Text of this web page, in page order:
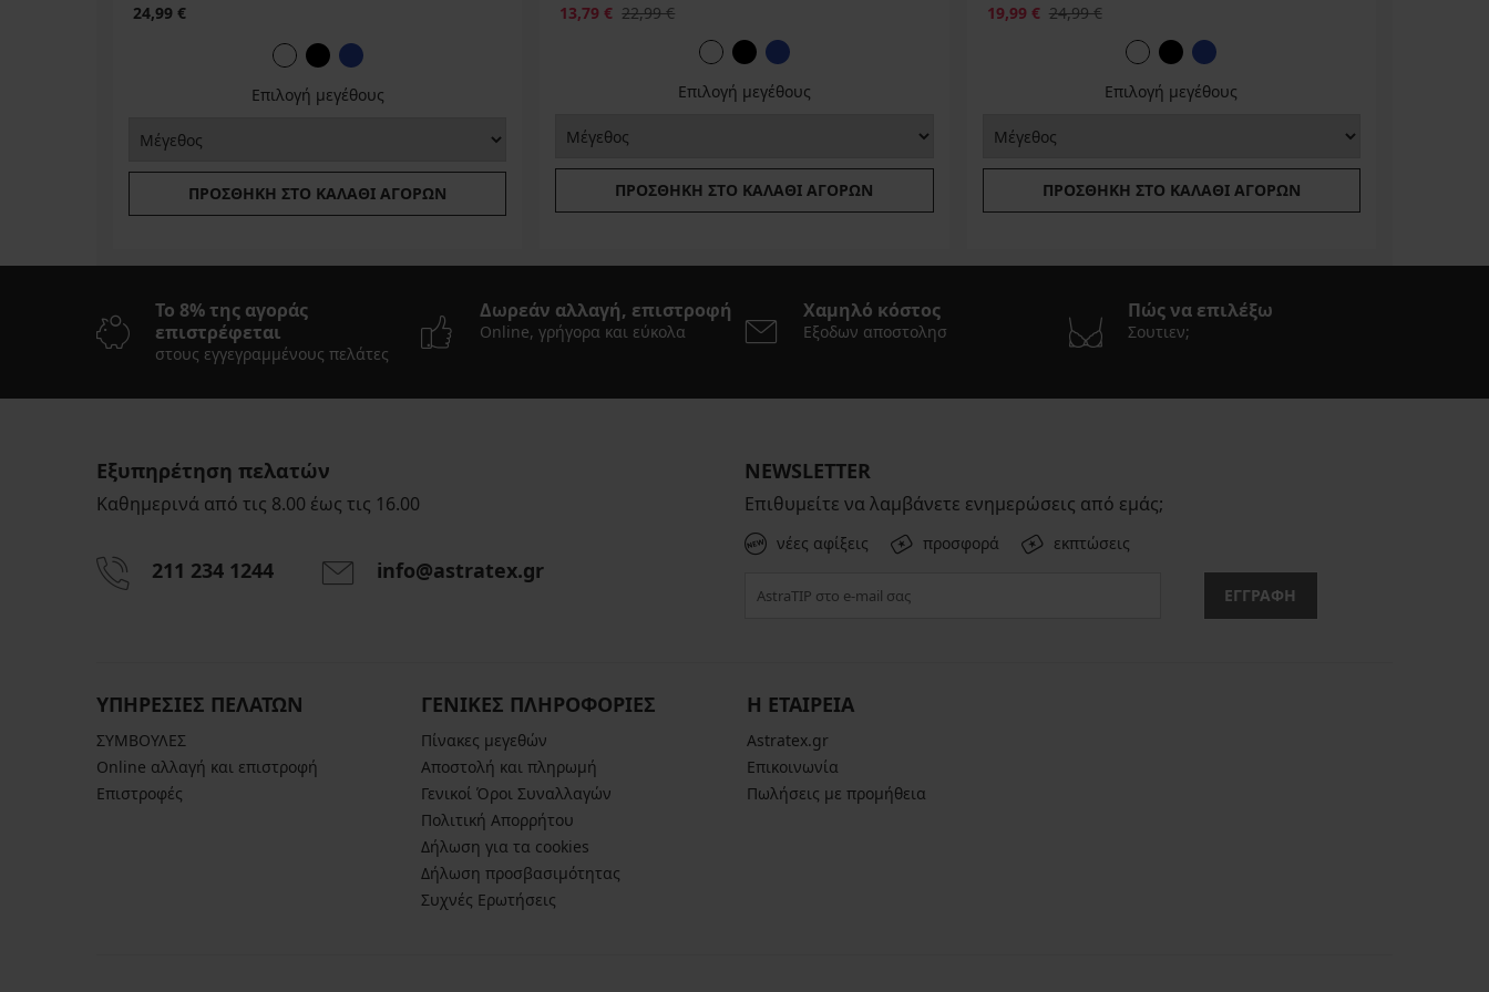
24,99 €
Επιλογή μεγέθους
ΠΡΟΣΘΉΚΗ ΣΤΟ ΚΑΛΆΘΙ ΑΓΟΡΏΝ
13,79 € 22,99 €
Επιλογή μεγέθους
ΠΡΟΣΘΉΚΗ ΣΤΟ ΚΑΛΆΘΙ ΑΓΟΡΏΝ
19,99 € 24,99 €
Επιλογή μεγέθους
ΠΡΟΣΘΉΚΗ ΣΤΟ ΚΑΛΆΘΙ ΑΓΟΡΏΝ
Το 8% της αγοράς
επιστρέφεται
στους εγγεγραμμένους πελάτες
Δωρεάν αλλαγή, επιστροφή
Online, γρήγορα και εύκολα
Χαμηλό κόστος
Εξοδων αποστολησ
Πώς να επιλέξω
Σουτιεν;
Εξυπηρέτηση πελατών
Καθημερινά από τις 8.00 έως τις 16.00
211 234 1244 info@astratex.gr
NEWSLETTER
Επιθυμείτε να λαμβάνετε ενημερώσεις από εμάς;
νέες αφίξεις προσφορά εκπτώσεις
ΕΓΓΡΑΦΗ
ΥΠΗΡΕΣΙΕΣ ΠΕΛΑΤΩΝ
ΣΥΜΒΟΥΛΕΣ
Online αλλαγή και επιστροφή
Επιστροφές
ΓΕΝΙΚΕΣ ΠΛΗΡΟΦΟΡΙΕΣ
Πίνακες μεγεθών
Αποστολή και πληρωμή
Γενικοί Όροι Συναλλαγών
Πολιτική Απορρήτου
Δήλωση για τα cookies
Δήλωση προσβασιμότητας
Συχνές Ερωτήσεις
Η ΕΤΑΙΡΕΙΑ
Astratex.gr
Επικοινωνία
Πωλήσεις με προμήθεια